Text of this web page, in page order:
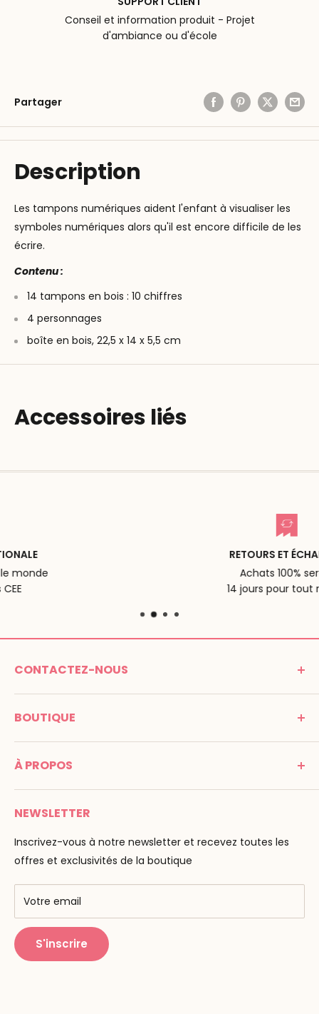
Conseil et information produit - Projet
d'ambiance ou d'école
Partager
Description
Les tampons numériques aident l'enfant à visualiser les
symboles numériques alors qu'il est encore difficile de les
écrire.
Contenu :
14 tampons en bois : 10 chiffres
4 personnages
boîte en bois, 22,5 x 14 x 5,5 cm
Accessoires liés
RETOURS ET ÉCHANGES
14 jours pour tout retour
CONTACTEZ-NOUS
MONTESSORI SPIRIT
Promenade Jean Dalba
Tél : 05 53 61 21 26
Email :info@montessori-spirit.com
BOUTIQUE
C G V
Mentions légales
Paiement
Livraison
F.A.Q
À PROPOS
Montessori Spirit
Maria Montessori
La pédagogie
Nos marques
Centres de formation
Public Montessori
NEWSLETTER
Inscrivez-vous à notre newsletter et recevez toutes les
offres et exclusivités de la boutique
Votre email
S'inscrire